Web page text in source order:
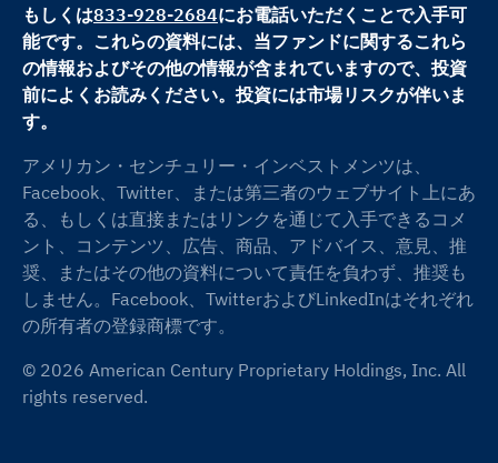
もしくは833-928-2684にお電話いただくことで入手可
能です。これらの資料には、当ファンドに関するこれら
の情報およびその他の情報が含まれていますので、投資
前によくお読みください。投資には市場リスクが伴いま
す。
アメリカン・センチュリー・インベストメンツは、
Facebook、Twitter、または第三者のウェブサイト上にあ
る、もしくは直接またはリンクを通じて入手できるコメ
ント、コンテンツ、広告、商品、アドバイス、意見、推
奨、またはその他の資料について責任を負わず、推奨も
しません。Facebook、TwitterおよびLinkedInはそれぞれ
の所有者の登録商標です。
© 2026 American Century Proprietary Holdings, Inc. All
rights reserved.